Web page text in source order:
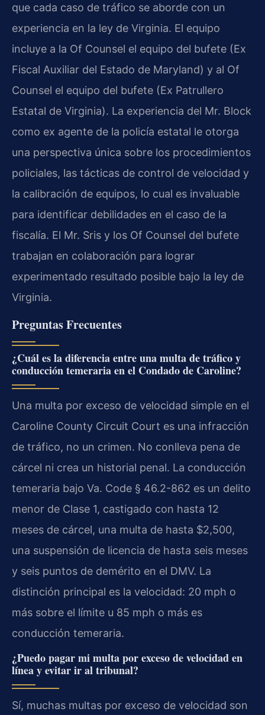
que cada caso de tráfico se aborde con un
experiencia en la ley de Virginia. El equipo
incluye a la Of Counsel el equipo del bufete (Ex
Fiscal Auxiliar del Estado de Maryland) y al Of
Counsel el equipo del bufete (Ex Patrullero
Estatal de Virginia). La experiencia del Mr. Block
como ex agente de la policía estatal le otorga
una perspectiva única sobre los procedimientos
policiales, las tácticas de control de velocidad y
la calibración de equipos, lo cual es invaluable
para identificar debilidades en el caso de la
fiscalía. El Mr. Sris y los Of Counsel del bufete
trabajan en colaboración para lograr
experimentado resultado posible bajo la ley de
Virginia.
Preguntas Frecuentes
¿Cuál es la diferencia entre una multa de tráfico y
conducción temeraria en el Condado de Caroline?
Una multa por exceso de velocidad simple en el
Caroline County Circuit Court es una infracción
de tráfico, no un crimen. No conlleva pena de
cárcel ni crea un historial penal. La conducción
temeraria bajo Va. Code § 46.2-862 es un delito
menor de Clase 1, castigado con hasta 12
meses de cárcel, una multa de hasta $2,500,
una suspensión de licencia de hasta seis meses
y seis puntos de demérito en el DMV. La
distinción principal es la velocidad: 20 mph o
más sobre el límite u 85 mph o más es
conducción temeraria.
¿Puedo pagar mi multa por exceso de velocidad en
línea y evitar ir al tribunal?
Sí, muchas multas por exceso de velocidad son